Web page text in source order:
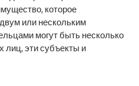
которое
или нескольким
могут быть несколько
лиц, эти субъекты и